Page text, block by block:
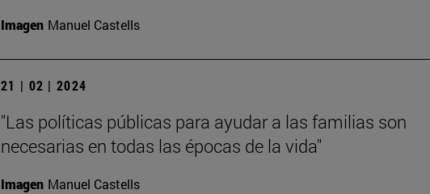
Imagen Manuel Castells
21 | 02 | 2024
"Las políticas públicas para ayudar a las familias son
necesarias en todas las épocas de la vida"
Imagen Manuel Castells